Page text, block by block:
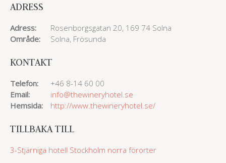
ADRESS
Adress:
Rosenborgsgatan 20, 169 74 Solna
Område:
Solna, Frösunda
KONTAKT
Telefon:
+46 8-14 60 00
Email:
info@thewineryhotel.se
Hemsida:
http://www.thewineryhotel.se/
TILLBAKA TILL
3-Stjärniga hotell Stockholm norra förorter